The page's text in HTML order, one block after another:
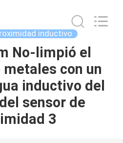
inductivo
No-limpió el
con un
inductivo del
sensor de
3